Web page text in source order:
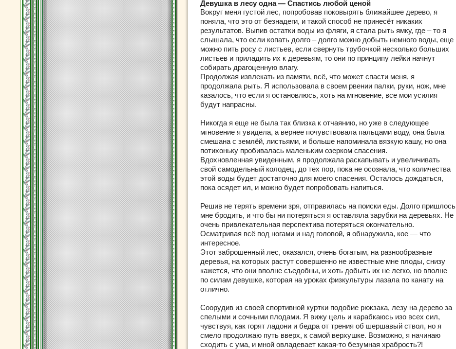
Девушка в лесу одна — Спастись любой ценой
Вокруг меня густой лес, попробовав поковырять ближайшее дерево, я
поняла, что это от безнадеги, и такой способ не принесёт никаких
результатов. Выпив остатки воды из фляги, я стала рыть ямку, где – то я
слышала, что если копать долго – долго можно добыть немного воды, еще
можно пить росу с листьев, если свернуть трубочкой несколько больших
листьев и приладить их к деревьям, то они по принципу лейки начнут
собирать драгоценную влагу.
Продолжая извлекать из памяти, всё, что может спасти меня, я
продолжала рыть. Я использовала в своем рвении палки, руки, нож, мне
казалось, что если я остановлюсь, хоть на мгновение, все мои усилия
будут напрасны.
Никогда я еще не была так близка к отчаянию, но уже в следующее
мгновение я увидела, а вернее почувствовала пальцами воду, она была
смешана с землёй, листьями, и больше напоминала вязкую кашу, но она
потихоньку пробивалась маленьким озерком спасения.
Вдохновленная увиденным, я продолжала раскапывать и увеличивать
свой самодельный колодец, до тех пор, пока не осознала, что количества
этой воды будет достаточно для моего спасения. Осталось дождаться,
пока осядет ил, и можно будет попробовать напиться.
Решив не терять времени зря, отправилась на поиски еды. Долго пришлось
мне бродить, и что бы ни потеряться я оставляла зарубки на деревьях. Не
очень привлекательная перспектива потеряться окончательно.
Осматривая всё под ногами и над головой, я обнаружила, кое — что
интересное.
Этот заброшенный лес, оказался, очень богатым, на разнообразные
деревья, на которых растут совершенно не известные мне плоды, снизу
кажется, что они вполне съедобны, и хоть добыть их не легко, но вполне
по силам девушке, которая на уроках физкультуры лазала по канату на
отлично.
Соорудив из своей спортивной куртки подобие рюкзака, лезу на дерево за
спелыми и сочными плодами. Я вижу цель и карабкаюсь изо всех сил,
чувствуя, как горят ладони и бедра от трения об шершавый ствол, но я
смело продолжаю путь вверх, к самой верхушке. Возможно, я начинаю
сходить с ума, и мной овладевает какая-то безумная храбрость?!